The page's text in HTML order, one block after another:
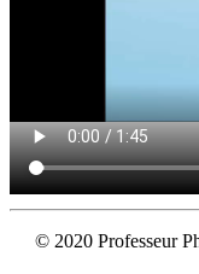
© 2020 Professeur